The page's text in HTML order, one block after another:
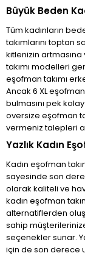
Büyük Beden
Tüm kadınların
takımlarını toptan
kitlenizin artmasına
takımı modelleri
eşofman takımı
Ancak 6 XL
bulmasını pek
oversize eşofman
vermeniz talepleri
Yazlık Kadın
Kadın eşofman
sayesinde son
olarak kaliteli ve
kadın eşofman
alternatiflerden
sahip
seçenekler sunar.
için de son derece